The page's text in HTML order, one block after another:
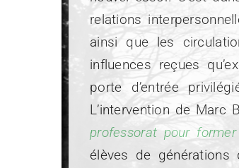
relations
ainsi que les
influences reçues
porte d’entrée
L’intervention de Marc
professorat pour
élèves de générations